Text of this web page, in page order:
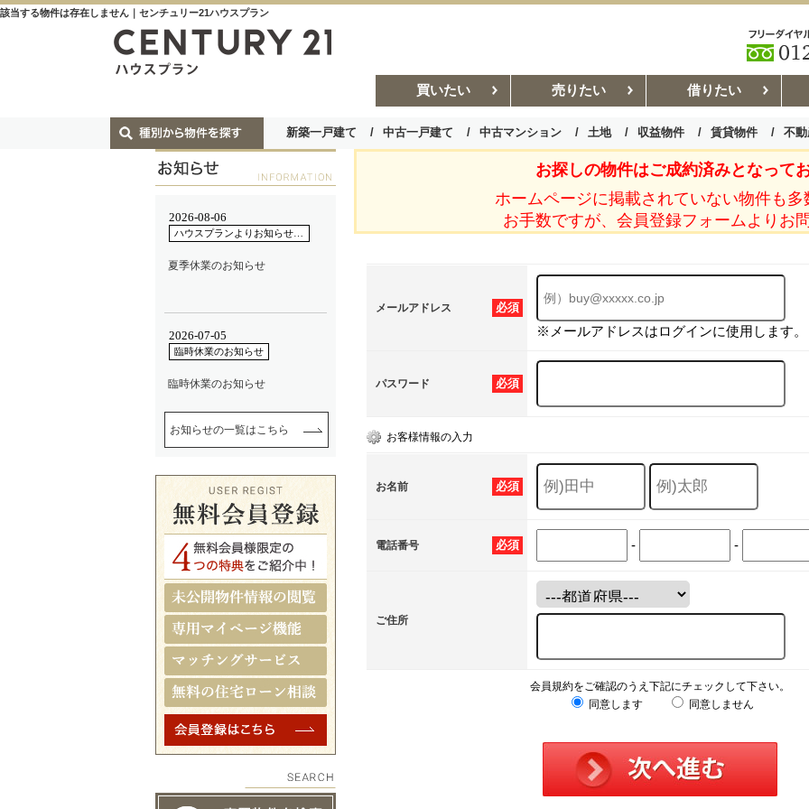
該当する物件は存在しません｜センチュリー21ハウスプラン
買いたい 売りたい 借りたい
新築一戸建て 中古一戸建て 中古マンション 土地 収益物件 賃貸物件 不
お部屋探しコラム 賃貸管理コ
お探しの物件はご成約済みとなってお
ホームページに掲載されていない物件も多
お手数ですが、会員登録フォームよりお
必須
メールアドレス
※メールアドレスはログインに使用します。
必須
パスワード
お客様情報の入力
必須
お名前
必須
電話番号 - -
ご住所
会員規約をご確認のうえ下記にチェックして下さい。
同意します
同意しません
お知らせの一覧はこちら